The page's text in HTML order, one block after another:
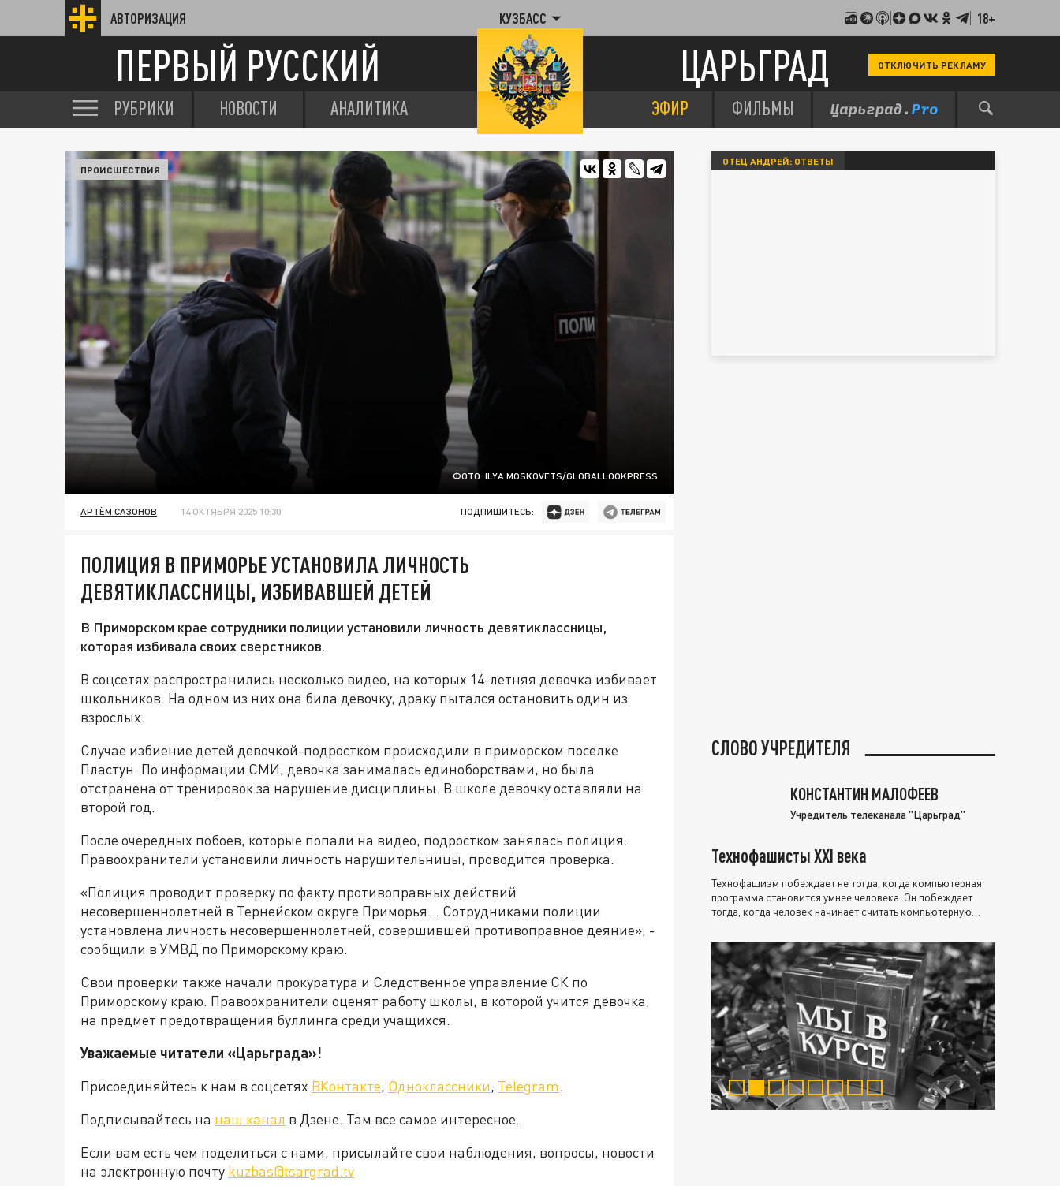
АВТОРИЗАЦИЯ КУЗБАСС 18+
ПЕРВЫЙ РУССКИЙ ЦАРЬГРАД ОТКЛЮЧИТЬ РЕКЛАМУ
РУБРИКИ НОВОСТИ АНАЛИТИКА ЭФИР ФИЛЬМЫ
ФОТО: ILYA MOSKOVETS/GLOBALLOOKPRESS
ПРОИСШЕСТВИЯ
АРТЁМ САЗОНОВ 14 ОКТЯБРЯ 2025 10:30 ПОДПИШИТЕСЬ:
ПОЛИЦИЯ В ПРИМОРЬЕ УСТАНОВИЛА ЛИЧНОСТЬ
ДЕВЯТИКЛАССНИЦЫ, ИЗБИВАВШЕЙ ДЕТЕЙ
В Приморском крае сотрудники полиции установили личность девятиклассницы,
которая избивала своих сверстников.
В соцсетях распространились несколько видео, на которых 14-летняя девочка избивает
школьников. На одном из них она била девочку, драку пытался остановить один из
взрослых.
Случае избиение детей девочкой-подростком происходили в приморском поселке
Пластун. По информации СМИ, девочка занималась единоборствами, но была
отстранена от тренировок за нарушение дисциплины. В школе девочку оставляли на
второй год.
После очередных побоев, которые попали на видео, подростком занялась полиция.
Правоохранители установили личность нарушительницы, проводится проверка.
«Полиция проводит проверку по факту противоправных действий
несовершеннолетней в Тернейском округе Приморья… Сотрудниками полиции
установлена личность несовершеннолетней, совершившей противоправное деяние», -
сообщили в УМВД по Приморскому краю.
Свои проверки также начали прокуратура и Следственное управление СК по
Приморскому краю. Правоохранители оценят работу школы, в которой учится девочка,
на предмет предотвращения буллинга среди учащихся.
Уважаемые читатели «Царьграда»!
Присоединяйтесь к нам в соцсетях ВКонтакте, Одноклассники, Telegram.
Подписывайтесь на наш канал в Дзене. Там все самое интересное.
Если вам есть чем поделиться с нами, присылайте свои наблюдения, вопросы, новости
на электронную почту kuzbas@tsargrad.tv
ОТЕЦ АНДРЕЙ: ОТВЕТЫ
СЛОВО УЧРЕДИТЕЛЯ
КОНСТАНТИН МАЛОФЕЕВ
Учредитель телеканала "Царьград"
Технофашисты XXI века
Технофашизм побеждает не тогда, когда компьютерная
программа становится умнее человека. Он побеждает
тогда, когда человек начинает считать компьютерную